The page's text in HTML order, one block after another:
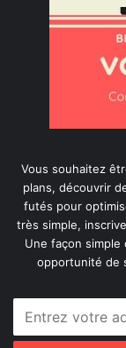
Vous souhaitez
plans, découvrir
futés pour
très simple,
Une façon
opportunité de